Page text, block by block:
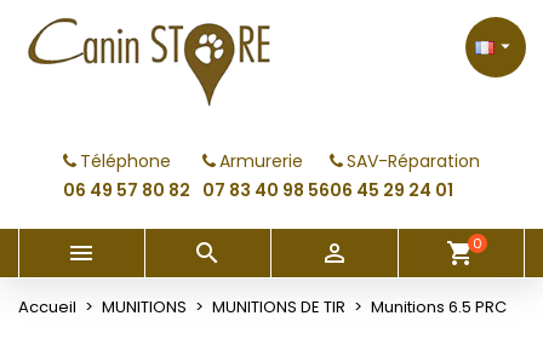
Téléphone
06 49 57 80 82
Armurerie
07 83 40 98 56
SAV-Réparation
06 45 29 24 01

   shopping_cart0
Accueil MUNITIONS MUNITIONS DE TIR Munitions 6.5 PRC
My wishlists ×
Create new list
((modalTitle)) ×
((confirmMessage))
((cancelText)) ((modalDeleteText))
Créer une liste d'envies ×
Créer une liste d'envies
Connexion ×
Vous devez être connecté pour ajouter des produits